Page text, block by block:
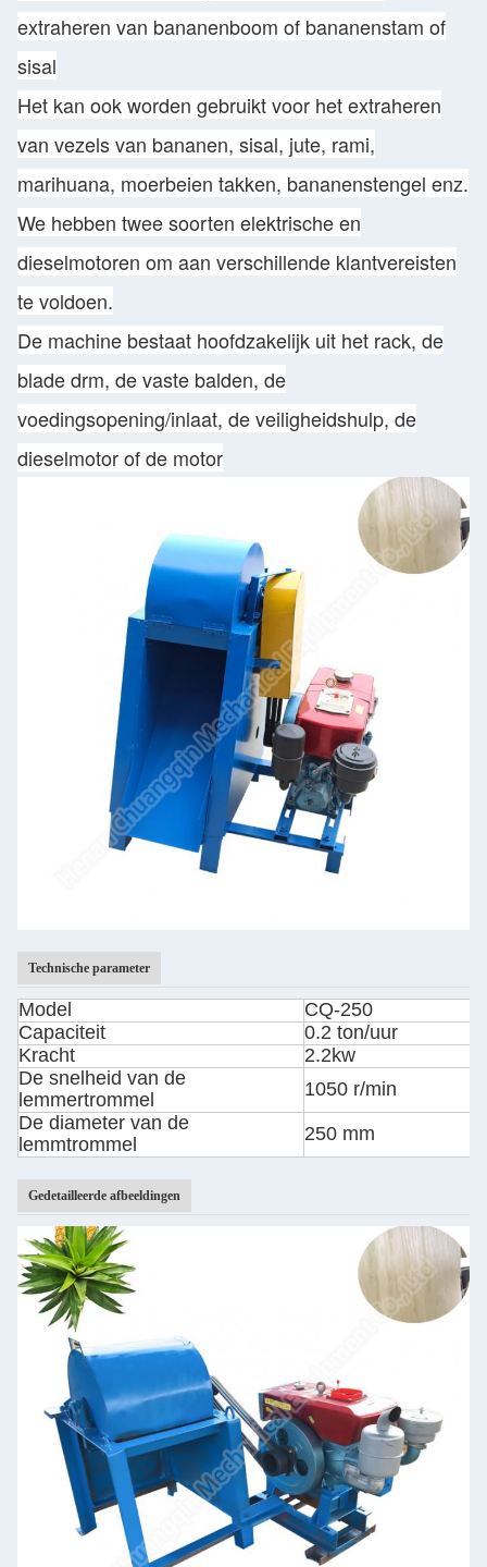
extraheren van bananenboom of bananenstam of
sisal
Het kan ook worden gebruikt voor het extraheren
van vezels van bananen, sisal, jute, rami,
marihuana, moerbeien takken, bananenstengel enz.
We hebben twee soorten elektrische en
dieselmotoren om aan verschillende klantvereisten
te voldoen.
De machine bestaat hoofdzakelijk uit het rack, de
blade drm, de vaste balden, de
voedingsopening/inlaat, de veiligheidshulp, de
dieselmotor of de motor
Technische parameter
Model
CQ-250
Capaciteit
0.2 ton/uur
Kracht
2.2kw
De snelheid van de
lemmertrommel
1050 r/min
De diameter van de
lemmtrommel
250 mm
Gedetailleerde afbeeldingen